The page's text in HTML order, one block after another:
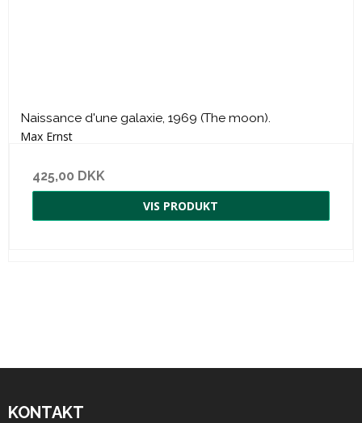
Naissance d'une galaxie, 1969 (The moon).
Max Ernst
425,00 DKK
VIS PRODUKT
KONTAKT